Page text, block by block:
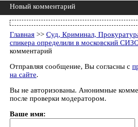
Новый комментарий
Главная >> Суд, Криминал,
спикера определили в московский
комментарий
Отправляя сообщение, Вы согласны с
на сайте.
Вы не авторизованы. Анонимные
после проверки модератором.
Ваше имя: